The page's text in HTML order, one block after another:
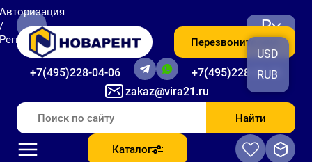
zakaz@vira21.ru
+7(495)228-04-06 +7(495)228-06-56
Перезвоните мне
₽
USD
RUB
Найти
Каталог